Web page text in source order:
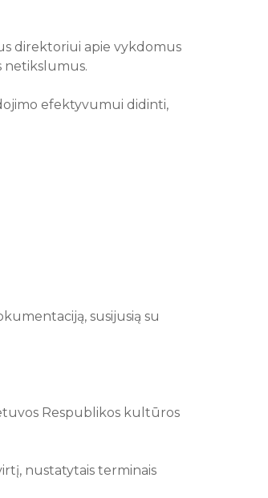
direktoriui apie vykdomus
netikslumus.
efektyvumui didinti,
susijusią su
Respublikos kultūros
nustatytais terminais